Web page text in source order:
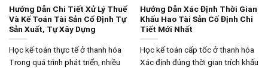
Hướng Dẫn Chi Tiết Xử Lý Thuế
Và Kế Toán Tài Sản Cố Định Tự
Sản Xuất, Tự Xây Dựng
Học kế toán thực tế ở thanh hóa
Trong quá trình phát triển, nhiều
Hướng Dẫn Xác Định Thời Gian
Khấu Hao Tài Sản Cố Định Chi
Tiết Mới Nhất
Học kế toán cấp tốc ở thanh hóa
Xác định đúng thời gian trích khấu